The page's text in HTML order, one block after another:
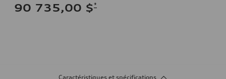
90 735,00 $*
Caractéristiques et spécifications